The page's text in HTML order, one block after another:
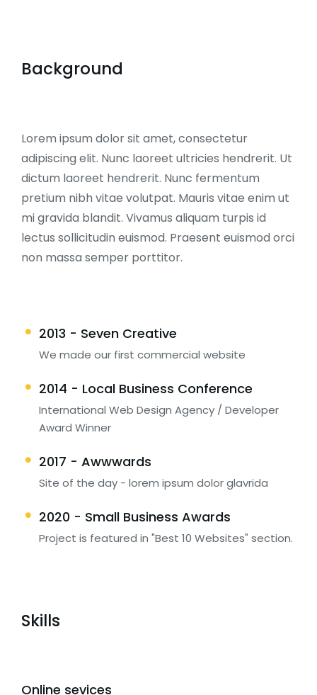
Background
Lorem ipsum dolor sit amet, consectetur
adipiscing elit. Nunc laoreet ultricies hendrerit. Ut
dictum laoreet hendrerit. Nunc fermentum
pretium nibh vitae volutpat. Mauris vitae enim ut
mi gravida blandit. Vivamus aliquam turpis id
lectus sollicitudin euismod. Praesent euismod orci
non massa semper porttitor.
2013 - Seven Creative
We made our first commercial website
2014 - Local Business Conference
International Web Design Agency / Developer
Award Winner
2017 - Awwwards
Site of the day - lorem ipsum dolor glavrida
2020 - Small Business Awards
Project is featured in "Best 10 Websites" section.
Skills
Online sevices